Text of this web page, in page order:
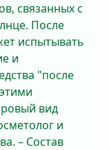
связанных с
После
испытывать
и
"после
вид
и
– Состав